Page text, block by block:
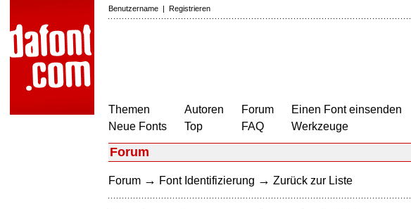
Benutzername | Registrieren
Themen
Neue Fonts
Autoren
Top
Forum
FAQ
Einen Font einsenden
Werkzeuge
Forum
Forum → Font Identifizierung → Zurück zur Liste